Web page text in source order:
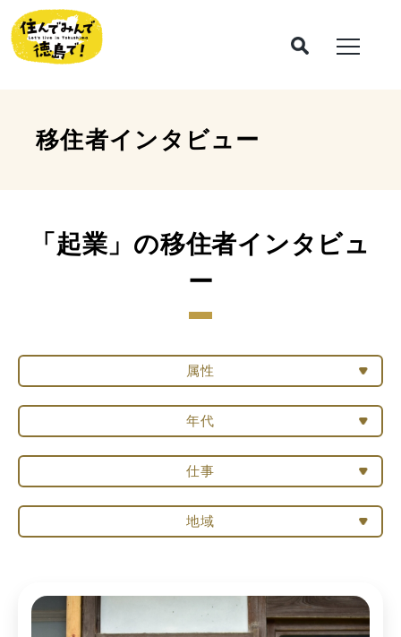
移住者インタビュー
「起業」の移住者インタビュ
ー
属性
年代
仕事
地域